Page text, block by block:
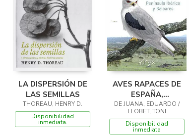
LA DISPERSIÓN DE
LAS SEMILLAS
THOREAU, HENRY D.
Disponibilidad
inmediata.
AVES RAPACES DE
ESPAÑA,
PENÍNSULA IBÉRICA
Y BALEARES
DE JUANA, EDUARDO /
LLOBET, TONI
Disponibilidad
inmediata